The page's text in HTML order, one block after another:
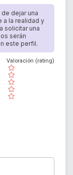
dejar una
a la realidad y
solicitar una
serán
este perfil.
( )
( )
( )
( )
( )
Valoración (rating)